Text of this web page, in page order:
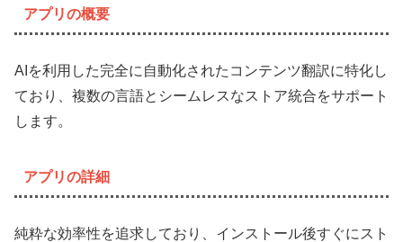
アプリの概要
AIを利用した完全に自動化されたコンテンツ翻訳に特化し
ており、複数の言語とシームレスなストア統合をサポート
します。
アプリの詳細
純粋な効率性を追求しており、インストール後すぐにスト